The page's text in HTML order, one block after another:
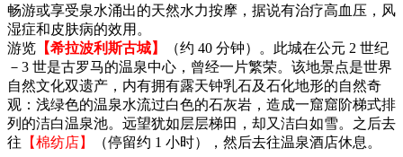
畅游或享受泉水涌出的天然水力按摩，据说有治疗高血压，风
湿症和皮肤病的效用。
游览 【希拉波利斯古城】
（约 40 分钟）。此城在公元 2 世纪
－3 世是古罗马的温泉中心，曾经一片繁荣。该地景点是世界
自然文化双遗产，内有拥有露天钟乳石及石化地形的自然奇
观：浅绿色的温泉水流过白色的石灰岩，造成一窟窟阶梯式排
列的洁白温泉池。远望犹如层层梯田，却又洁白如雪。之后去
往 【棉纺店】 （停留约 1 小时），然后去往温泉酒店休息。